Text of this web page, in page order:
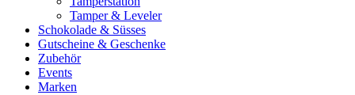
Tamper & Leveler
Schokolade & Süsses
Gutscheine & Geschenke
Zubehör
Events
Marken